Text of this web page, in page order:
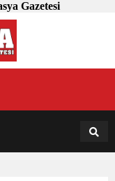
Gazetesi
18:31